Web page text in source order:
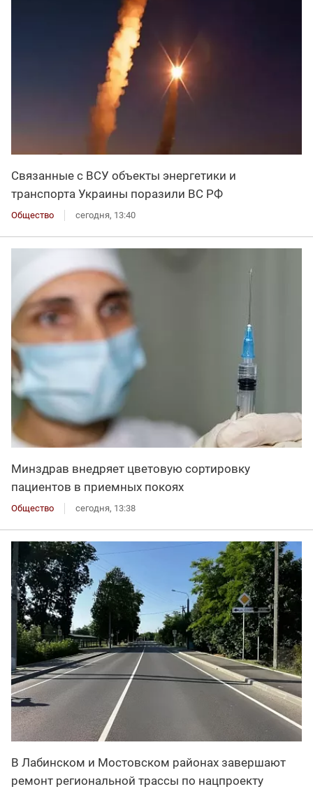
Связанные с ВСУ объекты энергетики и
транспорта Украины поразили ВС РФ
Общество сегодня, 13:40
Минздрав внедряет цветовую сортировку
пациентов в приемных покоях
Общество сегодня, 13:38
В Лабинском и Мостовском районах завершают
ремонт региональной трассы по нацпроекту